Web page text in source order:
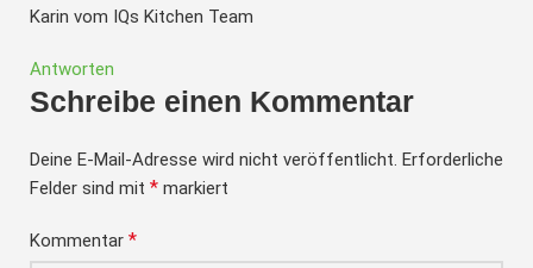
Karin vom IQs Kitchen Team
Antworten
Schreibe einen Kommentar
Deine E-Mail-Adresse wird nicht veröffentlicht. Erforderliche
Felder sind mit * markiert
Kommentar *